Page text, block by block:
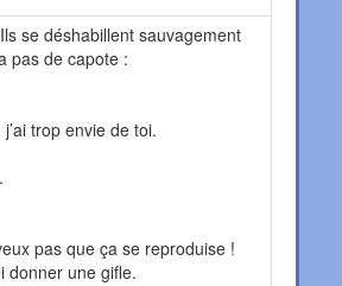
se déshabillent sauvagement
pas de capote :
trop envie de toi.
pas que ça se reproduise !
donner une gifle.